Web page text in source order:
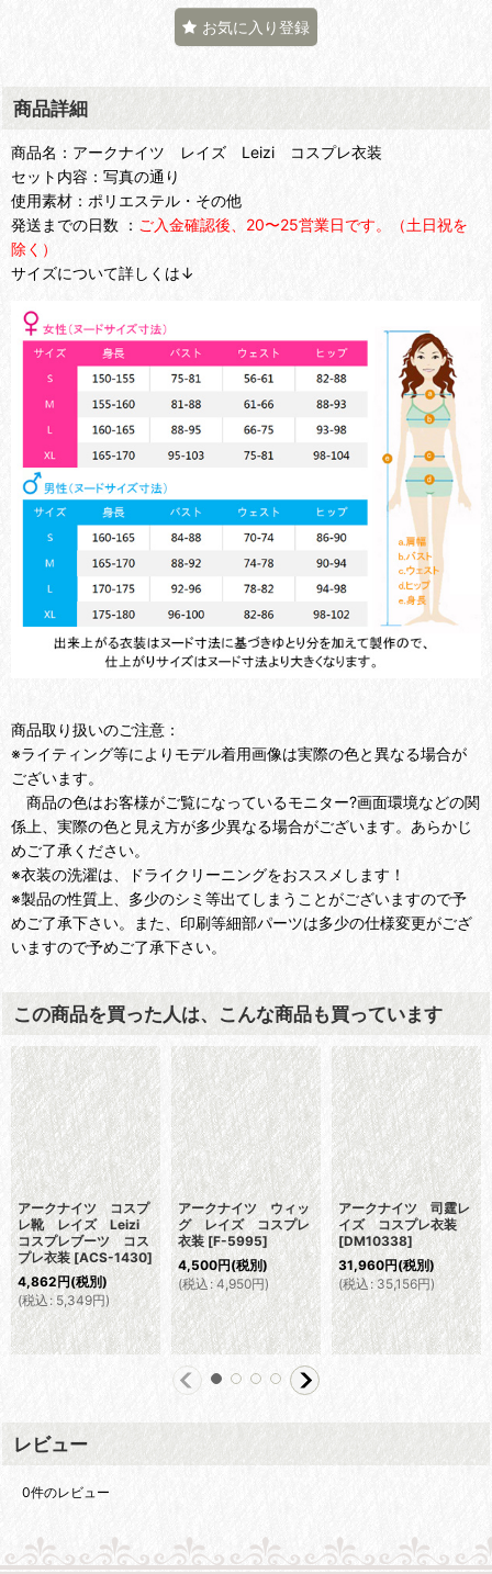
お気に入り登録
商品詳細
商品名：アークナイツ レイズ Leizi コスプレ衣装
セット内容：写真の通り
使用素材：ポリエステル・その他
発送までの日数 ： ご入金確認後、20〜25営業日です。（土日祝を
除く）
サイズについて詳しくは↓
商品取り扱いのご注意：
※ライティング等によりモデル着用画像は実際の色と異なる場合が
ございます。
商品の色はお客様がご覧になっているモニター?画面環境などの関
係上、実際の色と見え方が多少異なる場合がございます。あらかじ
めご了承ください。
※衣装の洗濯は、ドライクリーニングをおススメします！
※製品の性質上、多少のシミ等出てしまうことがございますので予
めご了承下さい。また、印刷等細部パーツは多少の仕様変更がござ
いますので予めご了承下さい。
この商品を買った人は、こんな商品も買っています
アークナイツ コスプ
レ靴 レイズ Leizi
コスプレブーツ コス
プレ衣装 [ACS-1430]
4,862円(税別)
(税込 : 5,349円)
アークナイツ ウィッ
グ レイズ コスプレ
衣装 [F-5995]
4,500円(税別)
(税込 : 4,950円)
アークナイツ 司霆レ
イズ コスプレ衣装
[DM10338]
31,960円(税別)
(税込 : 35,156円)
レビュー
0件のレビュー